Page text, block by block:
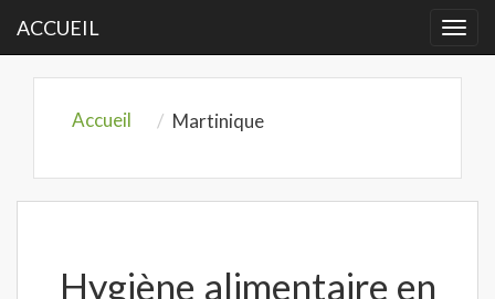
ACCUEIL
Accueil Martinique
Hygiène alimentaire en